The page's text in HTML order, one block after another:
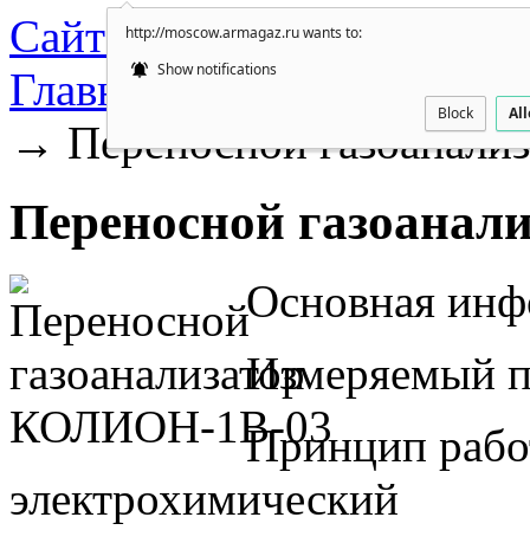
http://moscow.armagaz.ru wants to:
Show notifications
Block
Сайт не обновляется.
Главная→
→ Переносной
Переносной
Основная
Измеряемый
Принцип
электрохимический